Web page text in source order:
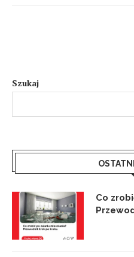
Szukaj
Co